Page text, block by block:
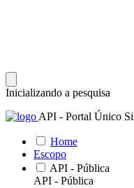
Inicializando a pesquisa
API - Portal Único
Home
Escopo
API - Pública
API - Pública